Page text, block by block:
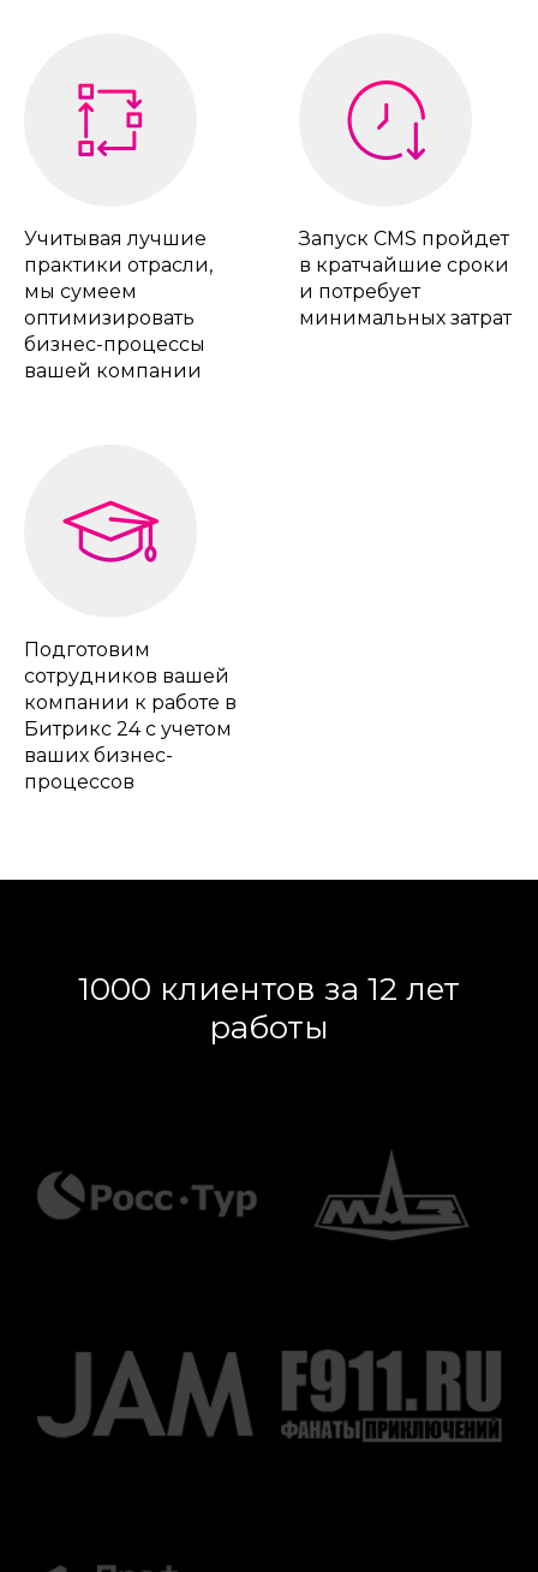
Учитывая лучшие
практики отрасли,
мы сумеем
оптимизировать
бизнес-процессы
вашей компании
Запуск CMS пройдет
в кратчайшие сроки
и потребует
минимальных затрат
Подготовим
сотрудников вашей
компании к работе в
Битрикс 24 с учетом
ваших бизнес-
процессов
1000 клиентов за 12 лет
работы